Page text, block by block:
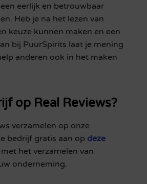
eerlijk en betrouwbaar
Heb je na het lezen van
keuze kunnen maken en een
bij PuurSpirits laat je mening
anderen ook in het maken
op Real Reviews?
verzamelen op onze
bedrijf gratis aan op deze
het verzamelen van
onderneming.